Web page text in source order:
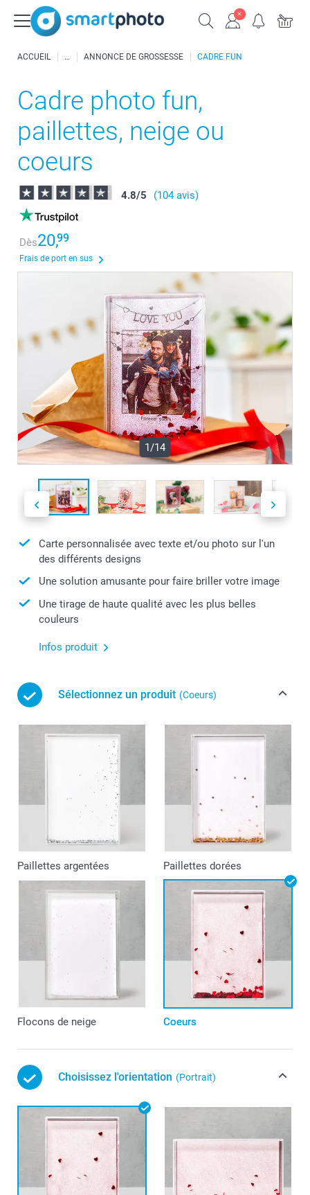
ACCUEIL ANNONCE DE GROSSESSE CADRE FUN
Cadre photo fun,
paillettes, neige ou
coeurs
4.8/5 (104 avis)
Dès20,99
Frais de port en sus
1/14
Carte personnalisée avec texte et/ou photo sur l'un
des différents designs
Une solution amusante pour faire briller votre image
Une tirage de haute qualité avec les plus belles
couleurs
Infos produit
Sélectionnez un produit (Coeurs)
Paillettes argentées Paillettes dorées
Flocons de neige Coeurs
Choisissez l'orientation (Portrait)